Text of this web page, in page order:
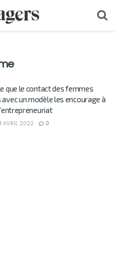
que le contact des femmes
un modèle les encourage à
AVRIL 2022 0